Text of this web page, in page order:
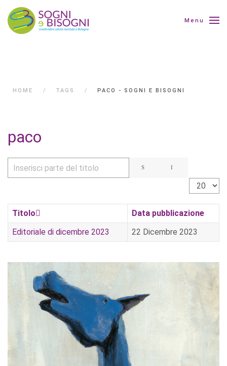
Menu
HOME TAGS PACO - SOGNI E BISOGNI
paco
Inserisci parte del titolo
Visualizza
Titolo
Data pubblicazione
Editoriale di dicembre 2023
22 Dicembre 2023